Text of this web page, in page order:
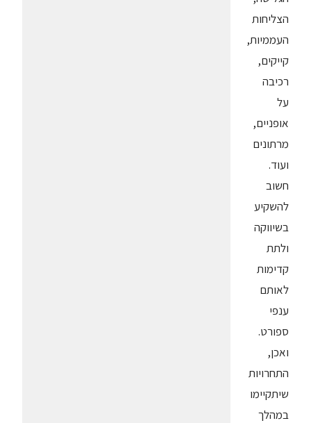
הצליחות
העממיות,
קייקים,
רכיבה
על
אופניים,
מרתונים
ועוד.
חשוב
להשקיע
בשיווקה
ולתת
קדימות
לאותם
ענפי
ספורט.
ואכן,
התחרויות
שיתקיימו
במהלך